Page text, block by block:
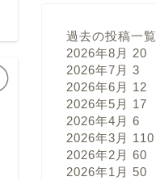
過去の投稿一覧
2026年8月 20
2026年7月 3
2026年6月 12
2026年5月 17
2026年4月 6
2026年3月 110
2026年2月 60
2026年1月 50